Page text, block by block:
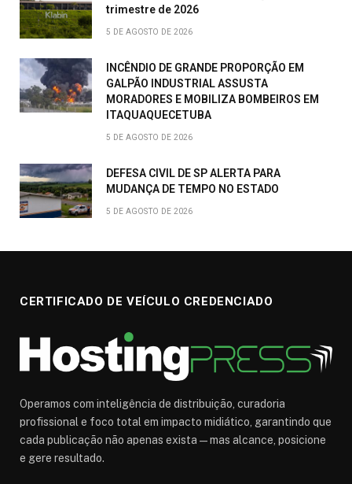
trimestre de 2026
5 DE AGOSTO DE 2026
INCÊNDIO DE GRANDE PROPORÇÃO EM
GALPÃO INDUSTRIAL ASSUSTA
MORADORES E MOBILIZA BOMBEIROS EM
ITAQUAQUECETUBA
5 DE AGOSTO DE 2026
DEFESA CIVIL DE SP ALERTA PARA
MUDANÇA DE TEMPO NO ESTADO
5 DE AGOSTO DE 2026
CERTIFICADO DE VEÍCULO CREDENCIADO
Operamos com inteligência de distribuição, curadoria
profissional e foco total em impacto midiático, garantindo que
cada publicação não apenas exista — mas alcance, posicione
e gere resultado.